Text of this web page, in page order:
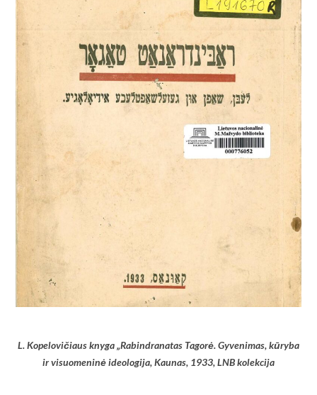
L. Kopelovičiaus knyga „Rabindranatas Tagorė. Gyvenimas, kūryba
ir visuomeninė ideologija, Kaunas, 1933, LNB kolekcija